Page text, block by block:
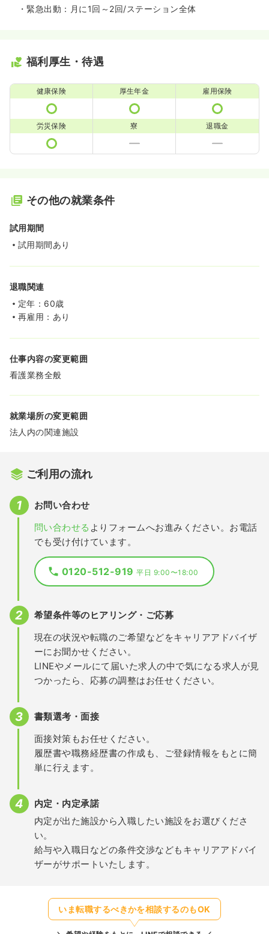
・緊急出動：月に1回～2回/ステーション全体
福利厚生・待遇
健康保険 厚生年金 雇用保険
労災保険 寮 退職金
その他の就業条件
試用期間
試用期間あり
退職関連
定年：60歳
再雇用：あり
仕事内容の変更範囲
看護業務全般
就業場所の変更範囲
法人内の関連施設
ご利用の流れ
お問い合わせ
問い合わせる よりフォームへお進みください。お電話
でも受け付けています。
0120-512-919平日 9:00〜18:00
希望条件等のヒアリング・ご応募
現在の状況や転職のご希望などをキャリアアドバイザ
ーにお聞かせください。
LINEやメールにて届いた求人の中で気になる求人が見
つかったら、応募の調整はお任せください。
書類選考・面接
面接対策もお任せください。
履歴書や職務経歴書の作成も、ご登録情報をもとに簡
単に行えます。
内定・内定承諾
内定が出た施設から入職したい施設をお選びくださ
い。
給与や入職日などの条件交渉などもキャリアアドバイ
ザーがサポートいたします。
いま転職するべきかを相談するのもOK